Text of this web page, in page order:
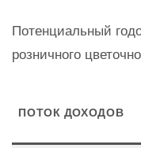
Потенциальный
розничного
ПОТОК ДОХОДОВ